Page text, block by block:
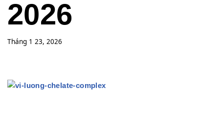
2026
Tháng 1 23, 2026